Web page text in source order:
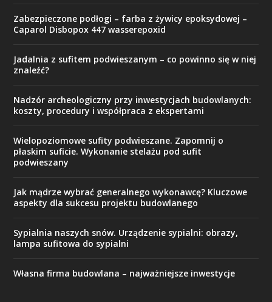
Zabezpieczone podłogi – farba z żywicy epoksydowej –
Caparol Disbopox 447 wasserepoxid
Jadalnia z sufitem podwieszanym – co powinno się w niej
znaleźć?
Nadzór archeologiczny przy inwestycjach budowlanych:
koszty, procedury i współpraca z ekspertami
Wielopoziomowe sufity podwieszane. Zapomnij o
płaskim suficie. Wykonanie stelażu pod sufit
podwieszany
Jak mądrze wybrać generalnego wykonawcę? Kluczowe
aspekty dla sukcesu projektu budowlanego
Sypialnia naszych snów. Urządzenie sypialni: obrazy,
lampa sufitowa do sypialni
Własna firma budowlana – najważniejsze inwestycje